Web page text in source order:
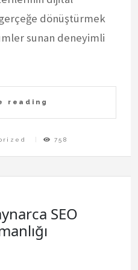
dönüştürmek
sunan deneyimli
reading
758
SEO